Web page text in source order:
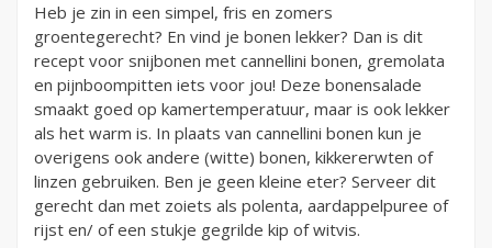
Heb je zin in een simpel, fris en zomers
groentegerecht? En vind je bonen lekker? Dan is dit
recept voor snijbonen met cannellini bonen, gremolata
en pijnboompitten iets voor jou! Deze bonensalade
smaakt goed op kamertemperatuur, maar is ook lekker
als het warm is. In plaats van cannellini bonen kun je
overigens ook andere (witte) bonen, kikkererwten of
linzen gebruiken. Ben je geen kleine eter? Serveer dit
gerecht dan met zoiets als polenta, aardappelpuree of
rijst en/ of een stukje gegrilde kip of witvis.